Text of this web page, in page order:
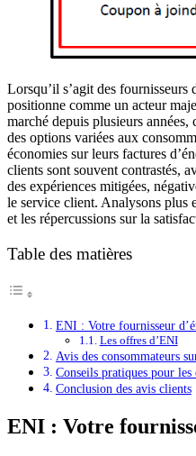
Lorsqu’il s’agit des fournisseurs
positionne comme un acteur
marché depuis plusieurs
des options variées aux
économies sur leurs factures
clients sont souvent contrastés,
des expériences mitigées,
le service client. Analysons plus
et les répercussions sur la
Table des matières
ENI : Votre fournisseur
Les offres d’ENI
Avis des consommateurs
Conseils pratiques pour les
Conclusion des avis clients
ENI : Votre